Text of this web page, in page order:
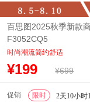
百思图2025秋季新款
F3052CQ5
时尚潮流简约舒适
¥199 ¥699
促销 限时 2天10小时